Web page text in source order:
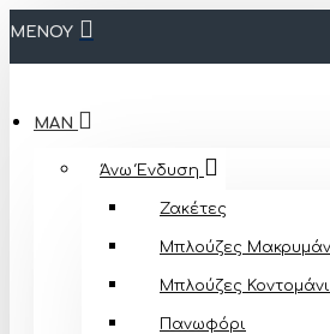
ΜΕΝΟΥ
MAN
Άνω Ένδυση
Ζακέτες
Μπλούζες
Μπλούζες
Πανωφόρι